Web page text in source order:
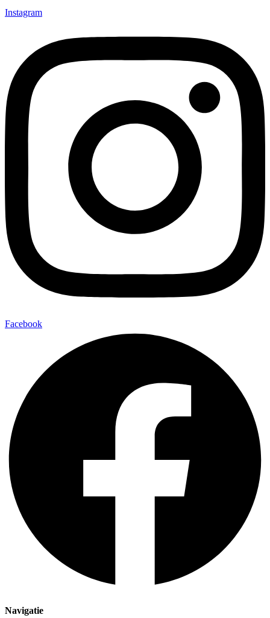
Instagram
Facebook
Navigatie